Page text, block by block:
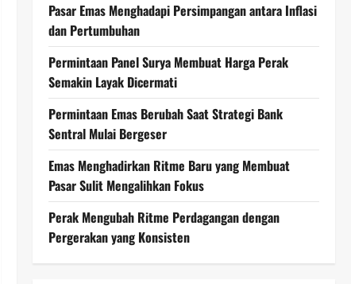
Pasar Emas Menghadapi Persimpangan antara Inflasi
dan Pertumbuhan
Permintaan Panel Surya Membuat Harga Perak
Semakin Layak Dicermati
Permintaan Emas Berubah Saat Strategi Bank
Sentral Mulai Bergeser
Emas Menghadirkan Ritme Baru yang Membuat
Pasar Sulit Mengalihkan Fokus
Perak Mengubah Ritme Perdagangan dengan
Pergerakan yang Konsisten